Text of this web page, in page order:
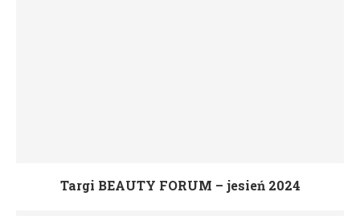
Targi BEAUTY FORUM – jesień 2024